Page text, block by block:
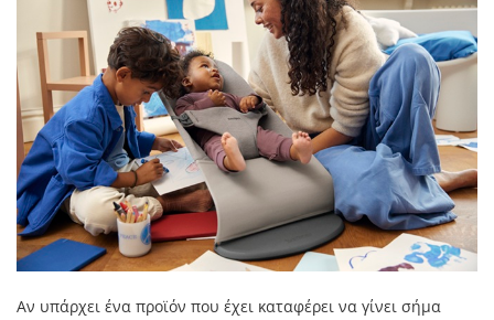
Αν υπάρχει ένα προϊόν που έχει καταφέρει να γίνει σήμα